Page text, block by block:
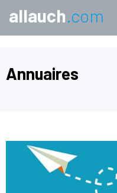
allauch.com
Annuaires